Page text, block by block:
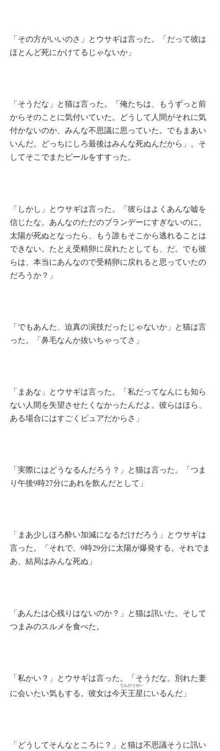
「その方がいいのさ」とウサギは言った。「だって彼は
ほとんど死にかけてるじゃないか」
「そうだな」と猫は言った。「俺たちは、もうずっと前
からそのことに気付いていた。どうして人間がそれに気
付かないのか、みんな不思議に思っていた。でもまあい
いんだ。どっちにしろ最後はみんな死ぬんだから」。そ
してそこでまたビールをすすった。
「しかし」とウサギは言った。「彼らはよくあんな嘘を
信じたな。あんなのただのブランデーにすぎないのに。
太陽が死ぬとなったら、もう誰もそこから逃れることは
できない。たとえ受精卵に戻れたとしても、だ。でも彼
らは、本当にあんなので受精卵に戻れると思っていたの
だろうか？」
「でもあんた、迫真の演技だったじゃないか」と猫は言
った。「鼻毛なんか抜いちゃってさ」
「まあな」とウサギは言った。「私だってなんにも知ら
ない人間を失望させたくなかったんだよ。彼らはほら、
ある場合にはすごくピュアだからさ」
「実際にはどうなるんだろう？」と猫は言った。「つま
り午後9時27分にあれを飲んだとして」
「まあ少しほろ酔い加減になるだけだろう」とウサギは
言った。「それで、9時29分に太陽が爆発する。それでま
あ、結局はみんな死ぬ」
「あんたは心残りはないのか？」と猫は訊いた。そして
つまみのスルメを食べた。
「私かい？」とウサギは言った。「そうだな。別れた妻
に会いたい気もする。彼女は今天王星
てんのうせい
にいるんだ」
「どうしてそんなところに？」と猫は不思議そうに訊い